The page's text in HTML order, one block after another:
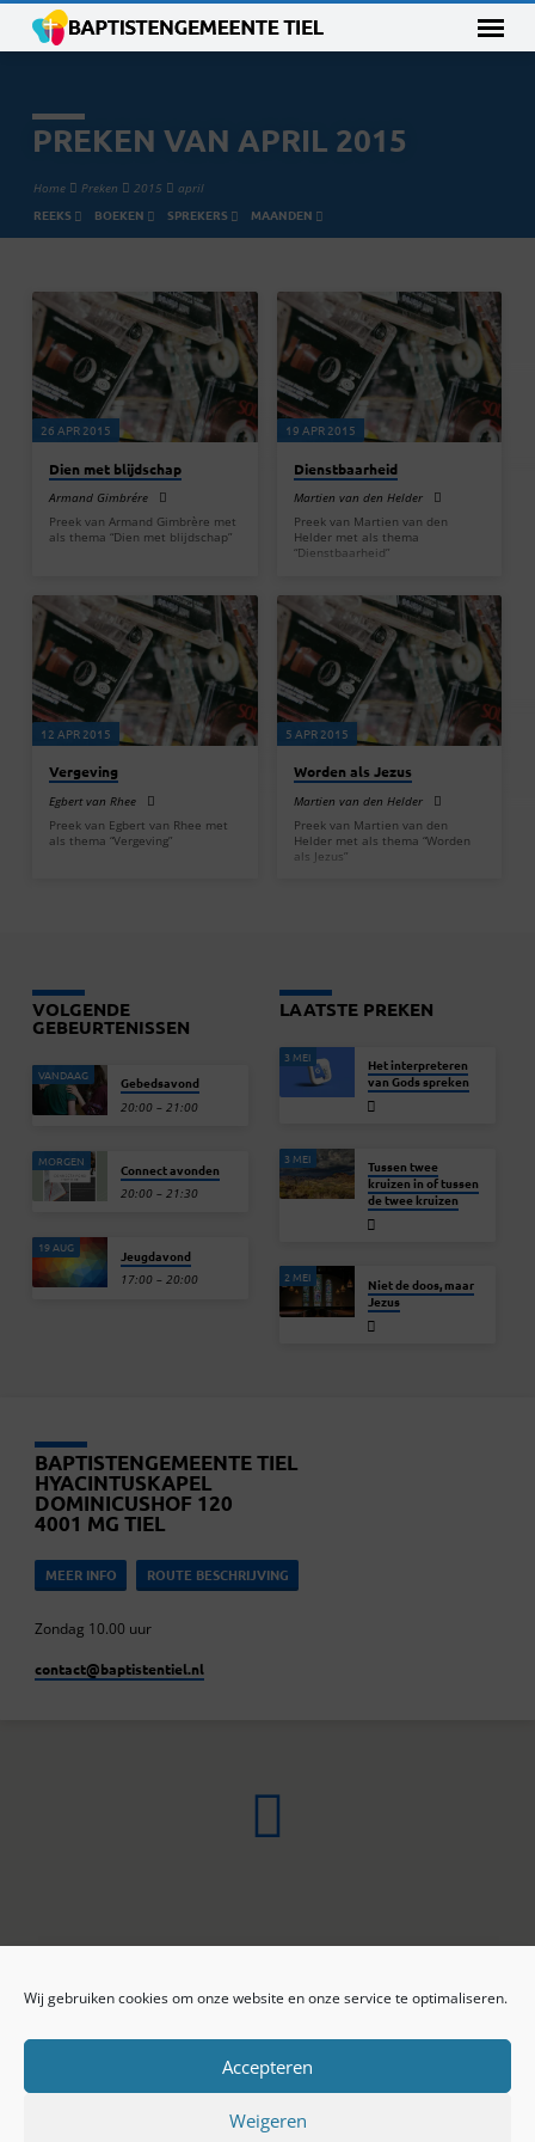
Wij gebruiken cookies om onze website en onze service te optimaliseren.
Accepteren
Weigeren
PREKEN VAN APRIL 2015
Home Preken 2015 april
REEKS BOEKEN SPREKERS MAANDEN
PREKEN
VAN
APRIL
2015
26 APR 2015
Dien met blijdschap
Armand Gimbrére
Preek van Armand Gimbrère met
als thema “Dien met blijdschap”
19 APR 2015
Dienstbaarheid
Martien van den Helder
Preek van Martien van den
Helder met als thema
“Dienstbaarheid”
12 APR 2015
Vergeving
Egbert van Rhee
Preek van Egbert van Rhee met
als thema “Vergeving”
5 APR 2015
Worden als Jezus
Martien van den Helder
Preek van Martien van den
Helder met als thema “Worden
als Jezus”
VOLGENDE
GEBEURTENISSEN
VANDAAG Gebedsavond
20:00 – 21:00
MORGEN Connect avonden
20:00 – 21:30
19 AUG Jeugdavond
17:00 – 20:00
LAATSTE PREKEN
3 MEI
Het interpreteren
van Gods spreken
3 MEI
Tussen twee
kruizen in of tussen
de twee kruizen
2 MEI
Niet de doos, maar
Jezus
BAPTISTENGEMEENTE TIEL
HYACINTUSKAPEL
DOMINICUSHOF 120
4001 MG TIEL
MEER INFO ROUTE BESCHRIJVING
Zondag 10.00 uur
contact​@baptistentiel.nl
ONLINE ARCHIEF
Privacy beleid